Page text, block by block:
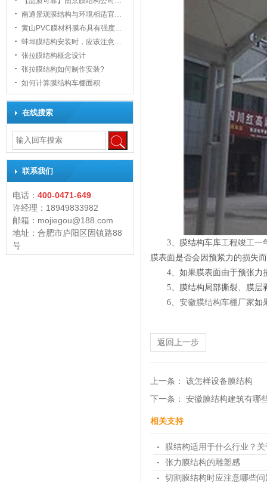
1
南通景观膜结构与环境相适宜…
黄山PVC膜材料膜布具有强度…
蚌埠膜结构安装时，应该注意…
张拉膜结构概念设计
张拉膜结构如何制作安装?
如何计算膜结构车棚面积
在线搜索
联系我们
电话： 400-0471-649
许经理：18949833982
邮箱：mojiegou@188.com
地址：合肥市庐阳区固镇路88
号
3、膜结构车库工程竣工一
膜表面是否会因预紧力的损失
4、如果膜表面由于预张力
5、膜结构局部撕裂、膜层
6、 安徽膜结构车棚厂家如
返回上一步
上一条： 该怎样设备膜结构
下一条： 安徽膜结构建筑有哪
相关支持
膜结构适用于什么行业？
张力膜结构的雕塑感
切割膜结构时应注意哪些问